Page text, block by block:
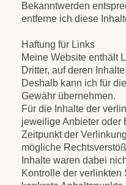
Bekanntwerden
entferne ich diese
Haftung für Links
Meine Website enthält
Dritter, auf deren
Deshalb kann ich für
Gewähr übernehmen.
Für die Inhalte der
jeweilige Anbieter oder
Zeitpunkt der
mögliche
Inhalte waren dabei
Kontrolle der